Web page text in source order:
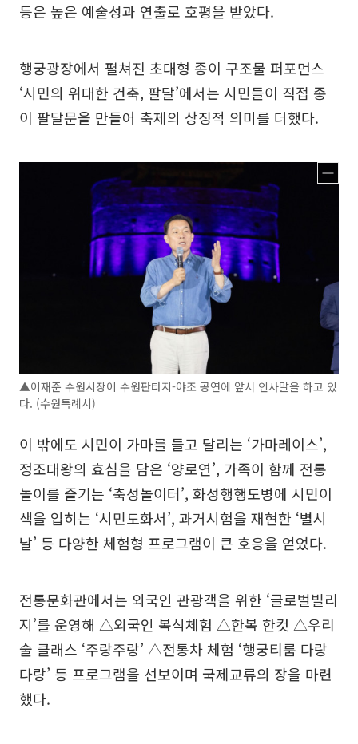
등은 높은 예술성과 연출로 호평을 받았다.
행궁광장에서 펼쳐진 초대형 종이 구조물 퍼포먼스
‘시민의 위대한 건축, 팔달’에서는 시민들이 직접 종
이 팔달문을 만들어 축제의 상징적 의미를 더했다.
▲이재준 수원시장이 수원판타지-야조 공연에 앞서 인사말을 하고 있
다. (수원특례시)
이 밖에도 시민이 가마를 들고 달리는 ‘가마레이스’,
정조대왕의 효심을 담은 ‘양로연’, 가족이 함께 전통
놀이를 즐기는 ‘축성놀이터’, 화성행행도병에 시민이
색을 입히는 ‘시민도화서’, 과거시험을 재현한 ‘별시
날’ 등 다양한 체험형 프로그램이 큰 호응을 얻었다.
전통문화관에서는 외국인 관광객을 위한 ‘글로벌빌리
지’를 운영해 △외국인 복식체험 △한복 한컷 △우리
술 클래스 ‘주랑주랑’ △전통차 체험 ‘행궁티룸 다랑
다랑’ 등 프로그램을 선보이며 국제교류의 장을 마련
했다.